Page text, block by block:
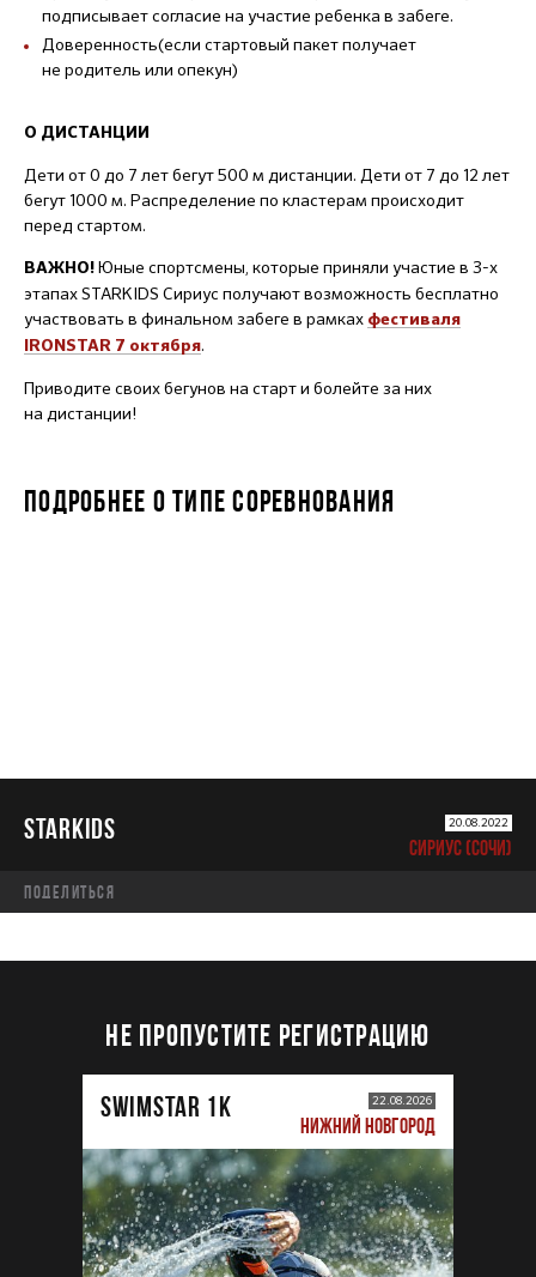
подписывает согласие на участие ребенка в забеге.
Доверенность(если стартовый пакет получает
не родитель или опекун)
О ДИСТАНЦИИ
Дети от 0 до 7 лет бегут 500 м дистанции. Дети от 7 до 12 лет
бегут 1000 м. Распределение по кластерам происходит
перед стартом.
ВАЖНО! Юные спортсмены, которые приняли участие в 3-х
этапах STARKIDS Сириус получают возможность бесплатно
участвовать в финальном забеге в рамках фестиваля
IRONSTAR 7 октября.
Приводите своих бегунов на старт и болейте за них
на дистанции!
ПОДРОБНЕЕ О ТИПЕ СОРЕВНОВАНИЯ
STARKIDS 20.08.2022
СИРИУС (СОЧИ)
Поделиться
НЕ ПРОПУСТИТЕ РЕГИСТРАЦИЮ
SWIMSTAR 1K 22.08.2026
НИЖНИЙ НОВГОРОД